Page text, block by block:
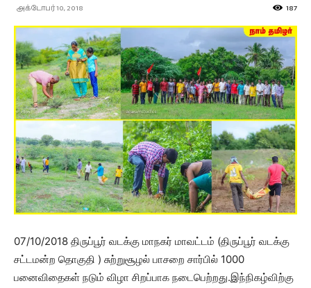
அக்டோபர் 10, 2018 187
07/10/2018 திருப்பூர் வடக்கு மாநகர் மாவட்டம் (திருப்பூர் வடக்கு
சட்டமன்ற தொகுதி ) சுற்றுசூழல் பாசறை சார்பில் 1000
பனைவிதைகள் நடும் விழா சிறப்பாக நடைபெற்றது.இந்நிகழ்விற்கு